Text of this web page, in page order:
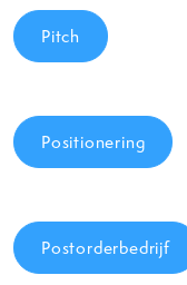
Pitch
Positionering
Postorderbedrijf